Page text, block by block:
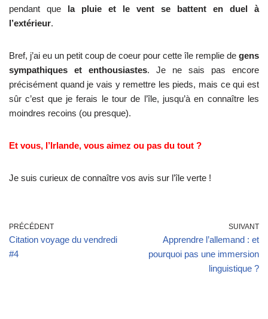
pendant que la pluie et le vent se battent en duel à
l’extérieur.
Bref, j’ai eu un petit coup de coeur pour cette île remplie de gens
sympathiques et enthousiastes. Je ne sais pas encore
précisément quand je vais y remettre les pieds, mais ce qui est
sûr c’est que je ferais le tour de l’île, jusqu’à en connaître les
moindres recoins (ou presque).
Et vous, l’Irlande, vous aimez ou pas du tout ?
Je suis curieux de connaître vos avis sur l’île verte !
PRÉCÉDENT
Citation voyage du vendredi
#4
SUIVANT
Apprendre l’allemand : et
pourquoi pas une immersion
linguistique ?